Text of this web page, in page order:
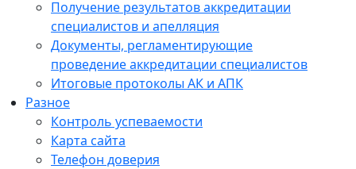
Получение результатов аккредитации
специалистов и апелляция
Документы, регламентирующие
проведение аккредитации специалистов
Итоговые протоколы АК и АПК
Разное
Контроль успеваемости
Карта сайта
Телефон доверия